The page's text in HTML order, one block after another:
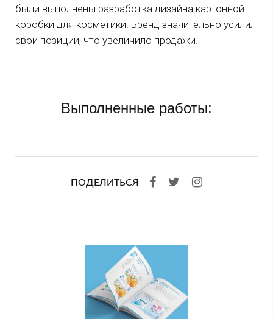
были выполнены разработка дизайна картонной
коробки для косметики. Бренд значительно усилил
свои позиции, что увеличило продажи.
Выполненные работы:
ПОДЕЛИТЬСЯ